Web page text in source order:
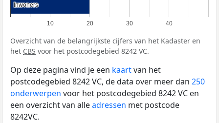
10 20 30 40
Inwoners
Inwoners
Overzicht van de belangrijkste cijfers van het Kadaster en
het CBS voor het postcodegebied 8242 VC.
Op deze pagina vind je een kaartvan het
postcodegebied 8242 VC, de data over meer dan 250
onderwerpen voor het postcodegebied 8242 VC en
een overzicht van alleadressen met postcode
8242VC.